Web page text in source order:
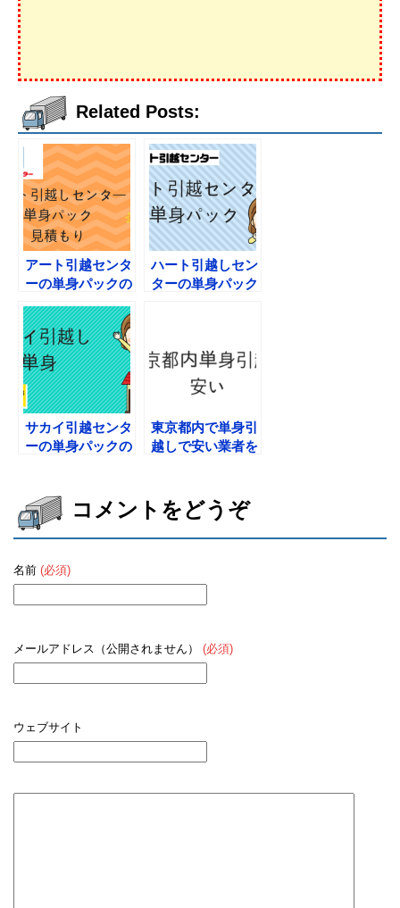
Related Posts:
アート引越センタ
ーの単身パックの
う？見積もりした
い！
ハート引越しセン
ターの単身パック
サカイ引越センタ
ーの単身パックの
東京都内で単身引
越しで安い業者を
コメントをどうぞ
名前 (必須)
メールアドレス（公開されません） (必須)
ウェブサイト